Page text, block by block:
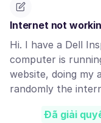
Internet not
Hi. I have a Dell
computer is
website, doing my
randomly the
Đã giải